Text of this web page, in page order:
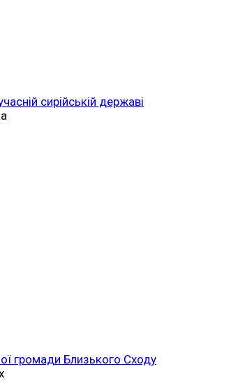
сирійській державі
громади Близького Сходу